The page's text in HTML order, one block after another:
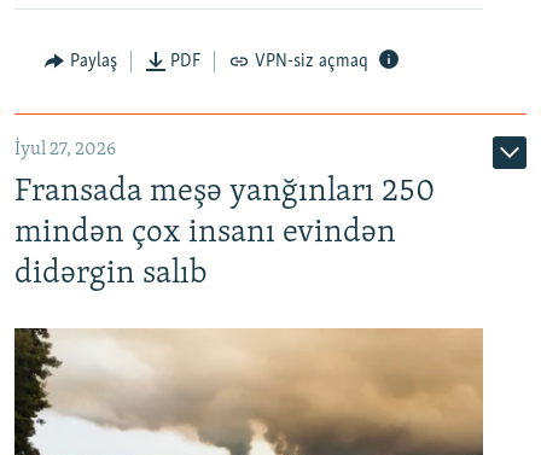
Paylaş PDF VPN-siz açmaq
İyul 27, 2026
Fransada meşə yanğınları 250
mindən çox insanı evindən
didərgin salıb